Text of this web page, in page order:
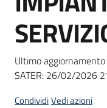
English
site
Ultimo
SATER: 26/02/2026
CondividiVedi azioni